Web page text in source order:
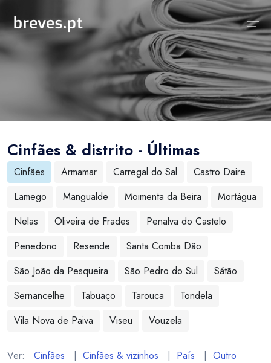
Notícias
Concelhos Vizinhos
Distrito
País
Temas
Sobre
Funcionalidades
As nossas Fontes
Perguntas Frequentes
Contactos
Cinfães & distrito - Últimas
Cinfães Armamar Carregal do Sal
Castro Daire
Lamego
Mangualde Moimenta da Beira
Mortágua
Nelas
Oliveira de Frades
Penalva do Castelo
Penedono
Resende
Santa Comba Dão
São João da Pesqueira
São Pedro do Sul
Sátão
Sernancelhe
Tabuaço Tarouca
Tondela
Vila Nova de Paiva
Viseu Vouzela
Ver: Cinfães | Cinfães & vizinhos | País | Outro